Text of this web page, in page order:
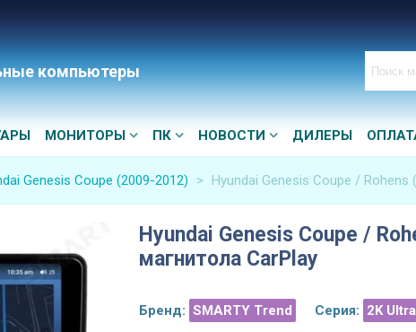
компьютеры
МОНИТОРЫ ПК НОВОСТИ ДИЛЕРЫ
Genesis Coupe (2009-2012) > Hyundai Genesis Coupe /
Hyundai Genesis Coupe /
магнитола CarPlay
Бренд: SMARTY Trend Серия: 2K